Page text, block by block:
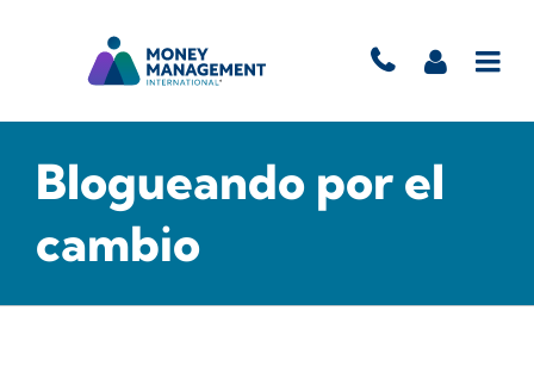
Blogueando por el
cambio